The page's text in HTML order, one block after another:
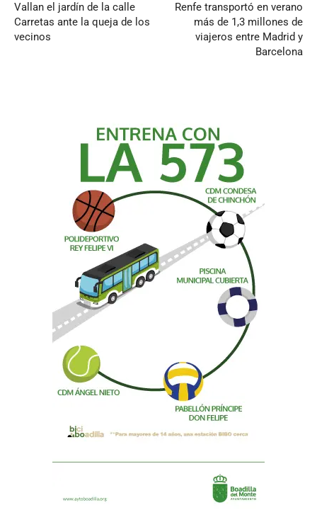
Vallan el jardín de la calle
Carretas ante la queja de los
vecinos
Renfe transportó en verano
más de 1,3 millones de
viajeros entre Madrid y
Barcelona